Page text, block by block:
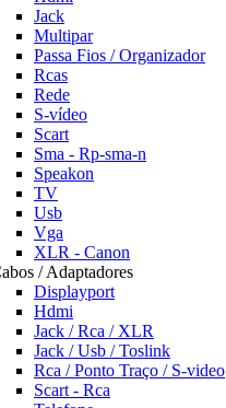
Jack
Multipar
Passa Fios / Organizador
Rcas
Rede
S-vídeo
Scart
Sma - Rp-sma-n
Speakon
TV
Usb
Vga
XLR - Canon
/ Adaptadores
Displayport
Hdmi
Jack / Rca / XLR
Jack / Usb / Toslink
Rca / Ponto Traço / S-video
Scart - Rca